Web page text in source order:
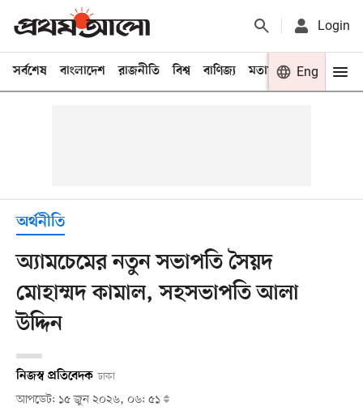
Login
সর্বশেষ বাংলাদেশ রাজনীতি বিশ্ব বাণিজ্য মতামত খেলা
Eng
অর্থনীতি
অ্যামচেমের নতুন সভাপতি সৈয়দ
মোহাম্মদ কামাল, সহসভাপতি আলা
উদ্দিন
নিজস্ব প্রতিবেদক ঢাকা
আপডেট: ১৫ জুন ২০২৬, ০৬: ৫১